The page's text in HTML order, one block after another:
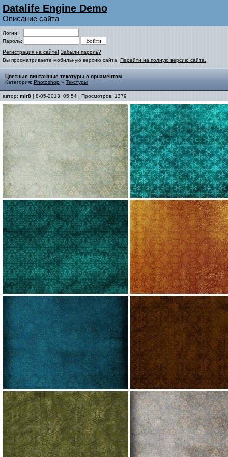
Datalife Engine Demo
Описание сайта
Логин:
Пароль:
Регистрация на сайте! Забыли пароль?
Вы просматриваете мобильную версию сайта. Перейти на полную версию сайта.
Цветные винтажные текстуры с орнаментом
Категория: Photoshop » Текстуры
автор: mir8 | 8-05-2013, 05:54 | Просмотров: 1379